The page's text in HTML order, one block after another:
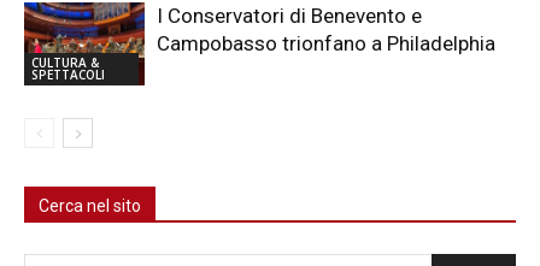
CULTURA &
SPETTACOLI
I Conservatori di Benevento e
Campobasso trionfano a Philadelphia
Cerca nel sito